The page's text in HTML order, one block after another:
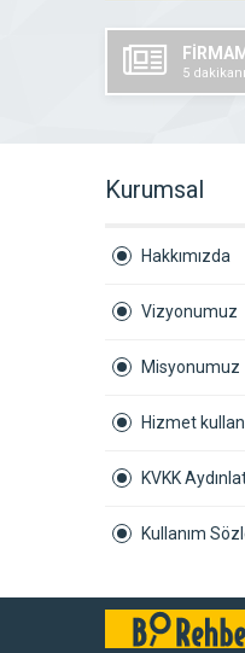
5
Kurumsal
Hakkımızda
Vizyonumuz
Misyonumuz
Hizmet
KVKK
Kullanım